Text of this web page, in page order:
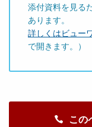
添付資料を見る
あります。
詳しくはビュー
で開きます。）
この